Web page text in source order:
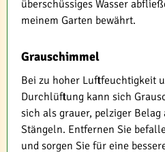
überschüssiges Wasser
meinem Garten bewährt.
Grauschimmel
Bei zu hoher Luftfeuchtigkeit
Durchlüftung kann sich
sich als grauer, pelziger
Stängeln. Entfernen Sie
und sorgen Sie für eine